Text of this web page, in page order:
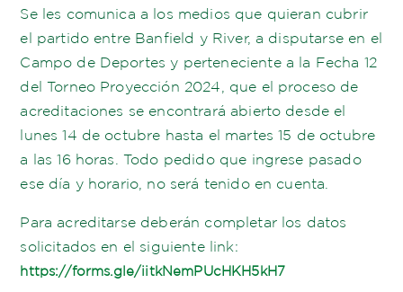
Se les comunica a los medios que quieran cubrir
el partido entre Banfield y River, a disputarse en el
Campo de Deportes y perteneciente a la Fecha 12
del Torneo Proyección 2024, que el proceso de
acreditaciones se encontrará abierto desde el
lunes 14 de octubre hasta el martes 15 de octubre
a las 16 horas. Todo pedido que ingrese pasado
ese día y horario, no será tenido en cuenta.
Para acreditarse deberán completar los datos
solicitados en el siguiente link:
https://forms.gle/iitkNemPUcHKH5kH7